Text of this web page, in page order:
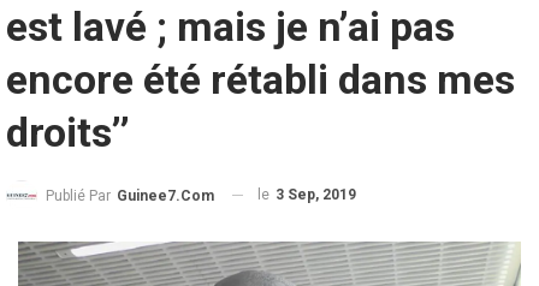
est lavé ; mais je n’ai pas
encore été rétabli dans mes
droits’’
Publié Par Guinee7.com le 3 Sep, 2019